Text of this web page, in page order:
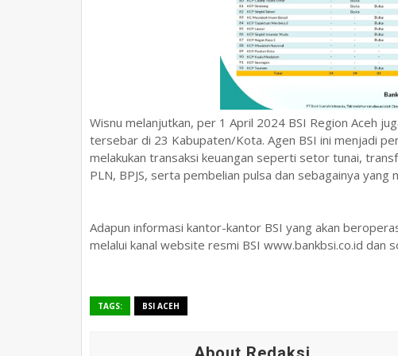
Wisnu melanjutkan, per 1 April 2024 BSI Region Aceh
tersebar di 23 Kabupaten/Kota. Agen BSI ini menjadi
melakukan transaksi keuangan seperti setor tunai,
PLN, BPJS, serta pembelian pulsa dan sebagainya yang
Adapun informasi kantor-kantor BSI yang akan
melalui kanal website resmi BSI www.bankbsi.co.id dan
TAGS: BSI ACEH